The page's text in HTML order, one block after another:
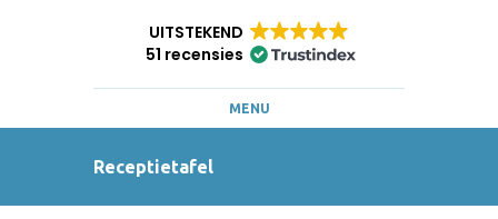
UITSTEKEND
51 recensies
MENU
Receptietafel